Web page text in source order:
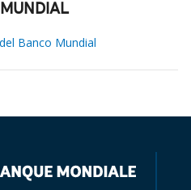
Banco Mundial